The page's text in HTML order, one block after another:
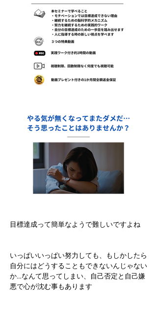
目標達成って簡単なようで難しいですよね
いっぱいいっぱい努力しても、もしかしたら
自分にはどうすることもできないんじゃない
か…なんて思ってしまい、自己否定と自己嫌
悪で心が沈む事もあります